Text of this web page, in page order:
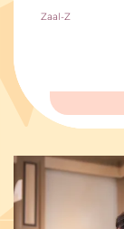
Zaal-Z